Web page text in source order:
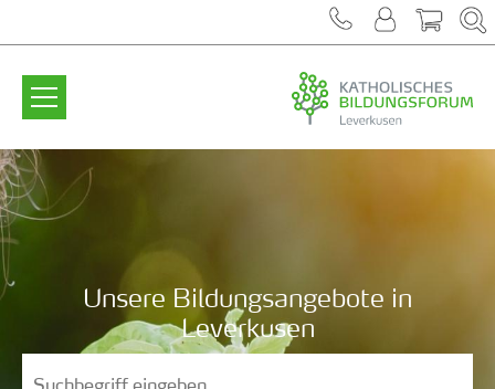
Unsere Bildungsangebote in
Leverkusen